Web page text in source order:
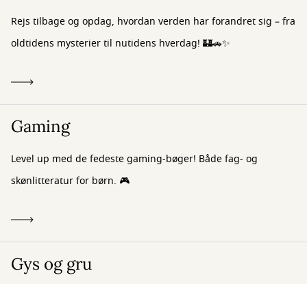
Rejs tilbage og opdag, hvordan verden har forandret sig – fra
oldtidens mysterier til nutidens hverdag! 🏰🚗✨
Gaming
Level up med de fedeste gaming-bøger! Både fag- og
skønlitteratur for børn. 🎮
Gys og gru